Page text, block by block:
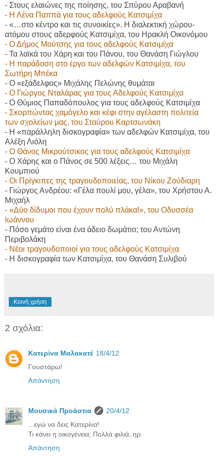
- Στους ελαιώνες της ποίησης, του Σπύρου Αραβανή
- Η Λένα Παππά για τους αδελφούς Κατσιμίχα
- «…στο κέντρο και τις συνοικίες». Η διαλεκτική χώρου-
ατόμου στους αδερφούς Κατσιμίχα, του Ηρακλή Οικονόμου
- Ο Δήμος Μούτσης για τους αδελφούς Κατσιμίχα
- Τα λαϊκά του Χάρη και του Πάνου, του Θανάση Γιώγλου
- Η παράδοση στο έργο των αδελφών Κατσιμίχα, του
Σωτήρη Μπέκα
- O «εξάδελφος» Μιχάλης Πελώνης θυμάται
- Ο Γιώργος Νταλάρας για τους Αδελφούς Κατσιμίχα
- Ο Θύμιος Παπαδόπουλος για τους αδελφούς Κατσιμίχα
- Σκορπώντας χαμόγελο και κέφι στην αγέλαστη πολιτεία
των σχολείων μας, του Σταύρου Καρτσωνάκη
- Η «παράλληλη δισκογραφία» των αδελφών Κατσιμίχα, του
Αλέξη Λιόλη
- Ο Θάνος Μικρούτσικος για τους αδελφούς Κατσιμίχα
- Ο Χάρης και ο Πάνος σε 500 λέξεις… του Μιχάλη
Κουμπιού
- Οι Πρίγκιπες της τραγουδοποιείας, του Νίκου Ζούδιαρη
- Γιώργος Ανδρέου: «Γέλα πουλί μου, γέλα», του Χρήστου Α.
Μιχαήλ
- «Δύο δίδυμοι που έχουν πολύ πλάκα!», του Οδυσσέα
Ιωάννου
- Πόσο γεμάτο είναι ένα άδειο δωμάτιο; του Αντώνη
Περιβολάκη
- Νέοι τραγουδοποιοί για τους αδελφούς Κατσιμίχα
- Η δισκογραφία των Κατσιμίχα, του Θανάση Συλιβού
Κοινή χρήση
2 σχόλια:
Κατερίνα Μαλακατέ 18/4/12
Γουστάρω!
Απάντηση
Μουσικά Προάστια
20/4/12
...εγώ να δεις Κατερίνα!
Τι κάνει η οικογένεια; Πολλά φιλιά, ηρ.
Απάντηση